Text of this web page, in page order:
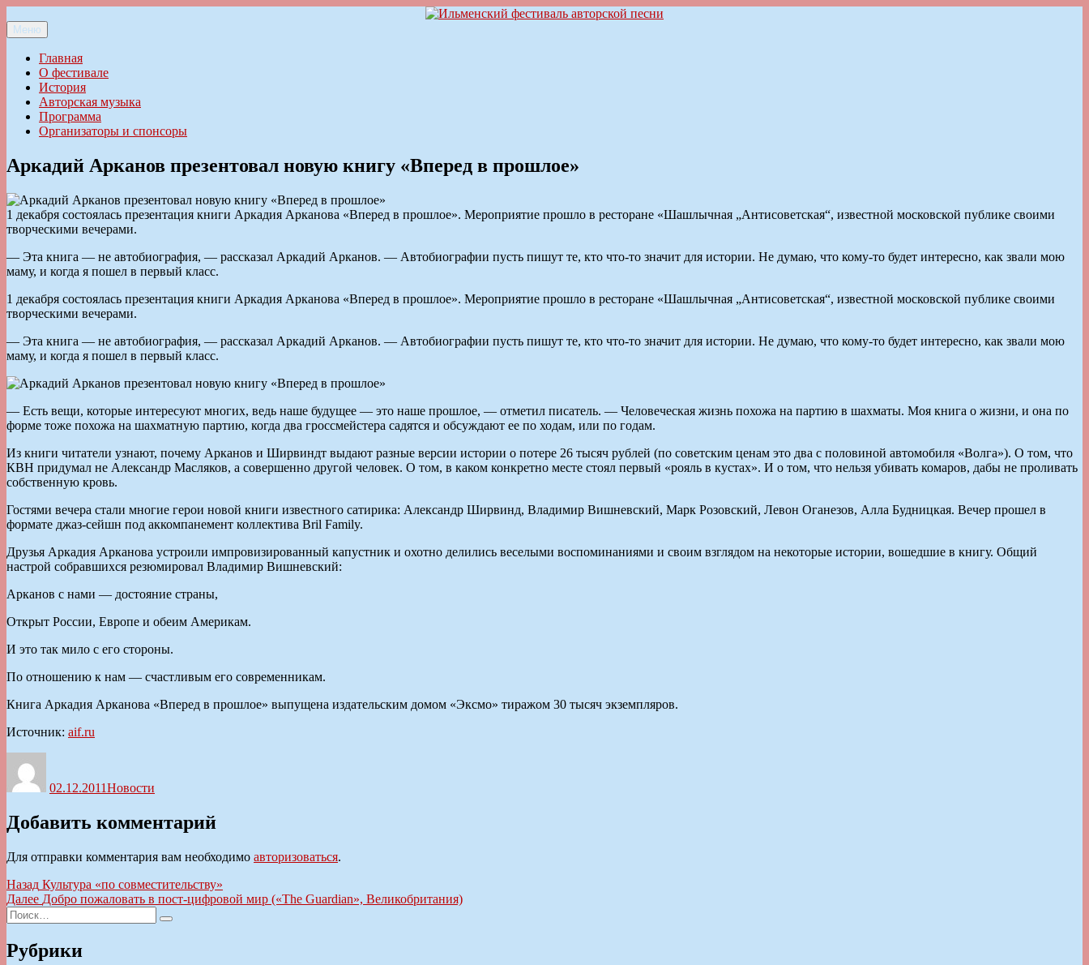
к
содержимому
Ильменский фестиваль авторской песни
Меню
Главная
О фестивале
История
Авторская музыка
Программа
Организаторы и спонсоры
Аркадий Арканов презентовал новую книгу «Вперед в прошлое»
1 декабря состоялась презентация книги Аркадия Арканова «Вперед в прошлое». Мероприятие прошло в ресторане «Шашлычная „Антисоветская“, известной московской публике своими
творческими вечерами.
— Эта книга — не автобиография, — рассказал Аркадий Арканов. — Автобиографии пусть пишут те, кто что-то значит для истории. Не думаю, что кому-то будет интересно, как звали мою
маму, и когда я пошел в первый класс.
1 декабря состоялась презентация книги Аркадия Арканова «Вперед в прошлое». Мероприятие прошло в ресторане «Шашлычная „Антисоветская“, известной московской публике своими
творческими вечерами.
— Эта книга — не автобиография, — рассказал Аркадий Арканов. — Автобиографии пусть пишут те, кто что-то значит для истории. Не думаю, что кому-то будет интересно, как звали мою
маму, и когда я пошел в первый класс.
— Есть вещи, которые интересуют многих, ведь наше будущее — это наше прошлое, — отметил писатель. — Человеческая жизнь похожа на партию в шахматы. Моя книга о жизни, и она по
форме тоже похожа на шахматную партию, когда два гроссмейстера садятся и обсуждают ее по ходам, или по годам.
Из книги читатели узнают, почему Арканов и Ширвиндт выдают разные версии истории о потере 26 тысяч рублей (по советским ценам это два с половиной автомобиля «Волга»). О том, что
КВН придумал не Александр Масляков, а совершенно другой человек. О том, в каком конкретно месте стоял первый «рояль в кустах». И о том, что нельзя убивать комаров, дабы не проливать
собственную кровь.
Гостями вечера стали многие герои новой книги известного сатирика: Александр Ширвинд, Владимир Вишневский, Марк Розовский, Левон Оганезов, Алла Будницкая. Вечер прошел в
формате джаз-сейшн под аккомпанемент коллектива Bril Family.
Друзья Аркадия Арканова устроили импровизированный капустник и охотно делились веселыми воспоминаниями и своим взглядом на некоторые истории, вошедшие в книгу. Общий
настрой собравшихся резюмировал Владимир Вишневский:
Арканов с нами — достояние страны,
Открыт России, Европе и обеим Америкам.
И это так мило с его стороны.
По отношению к нам — счастливым его современникам.
Книга Аркадия Арканова «Вперед в прошлое» выпущена издательским домом «Эксмо» тиражом 30 тысяч экземпляров.
Источник: aif.ru
02.12.2011Новости
Добавить комментарий
Для отправки комментария вам необходимо авторизоваться.
Навигация
по
записям
Назад Предыдущая
запись:
Культура «по совместительству»
Далее Следующая
Добро пожаловать в пост-цифровой мир («The Guardian», Великобритания)
Искать:
Поиск
Рубрики